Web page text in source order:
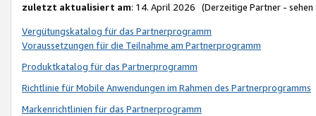
zuletzt aktualisiert am: 14. April 2026 (Derzeitige Partner - sehen
Vergütungskatalog für das Partnerprogramm
Voraussetzungen für die Teilnahme am Partnerprogramm
Produktkatalog für das Partnerprogramm
Richtlinie für Mobile Anwendungen im Rahmen des Partnerprogramms
Markenrichtlinien für das Partnerprogramm